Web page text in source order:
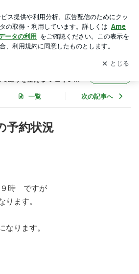
めて巡りを整える フェイシャルサロン
て ブログの更新通知
を受け取りまし
開く
巡りを整える フェイシャ
一覧 次の記事へ
予約状況
９時 ですが
ります。
なります。